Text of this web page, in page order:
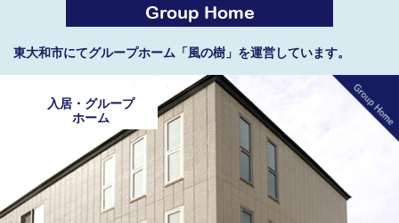
Group Home
東大和市にてグループホーム「風の樹」を運営しています。
入居・グループ
ホーム